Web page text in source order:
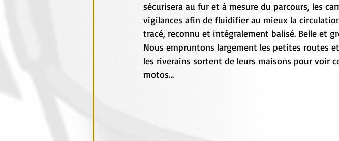
sécurisera au fur et à mesure du parcours, les
vigilances afin de fluidifier au mieux la
tracé, reconnu et intégralement balisé. Belle et
Nous empruntons largement les petites routes
les riverains sortent de leurs maisons pour voir
motos…